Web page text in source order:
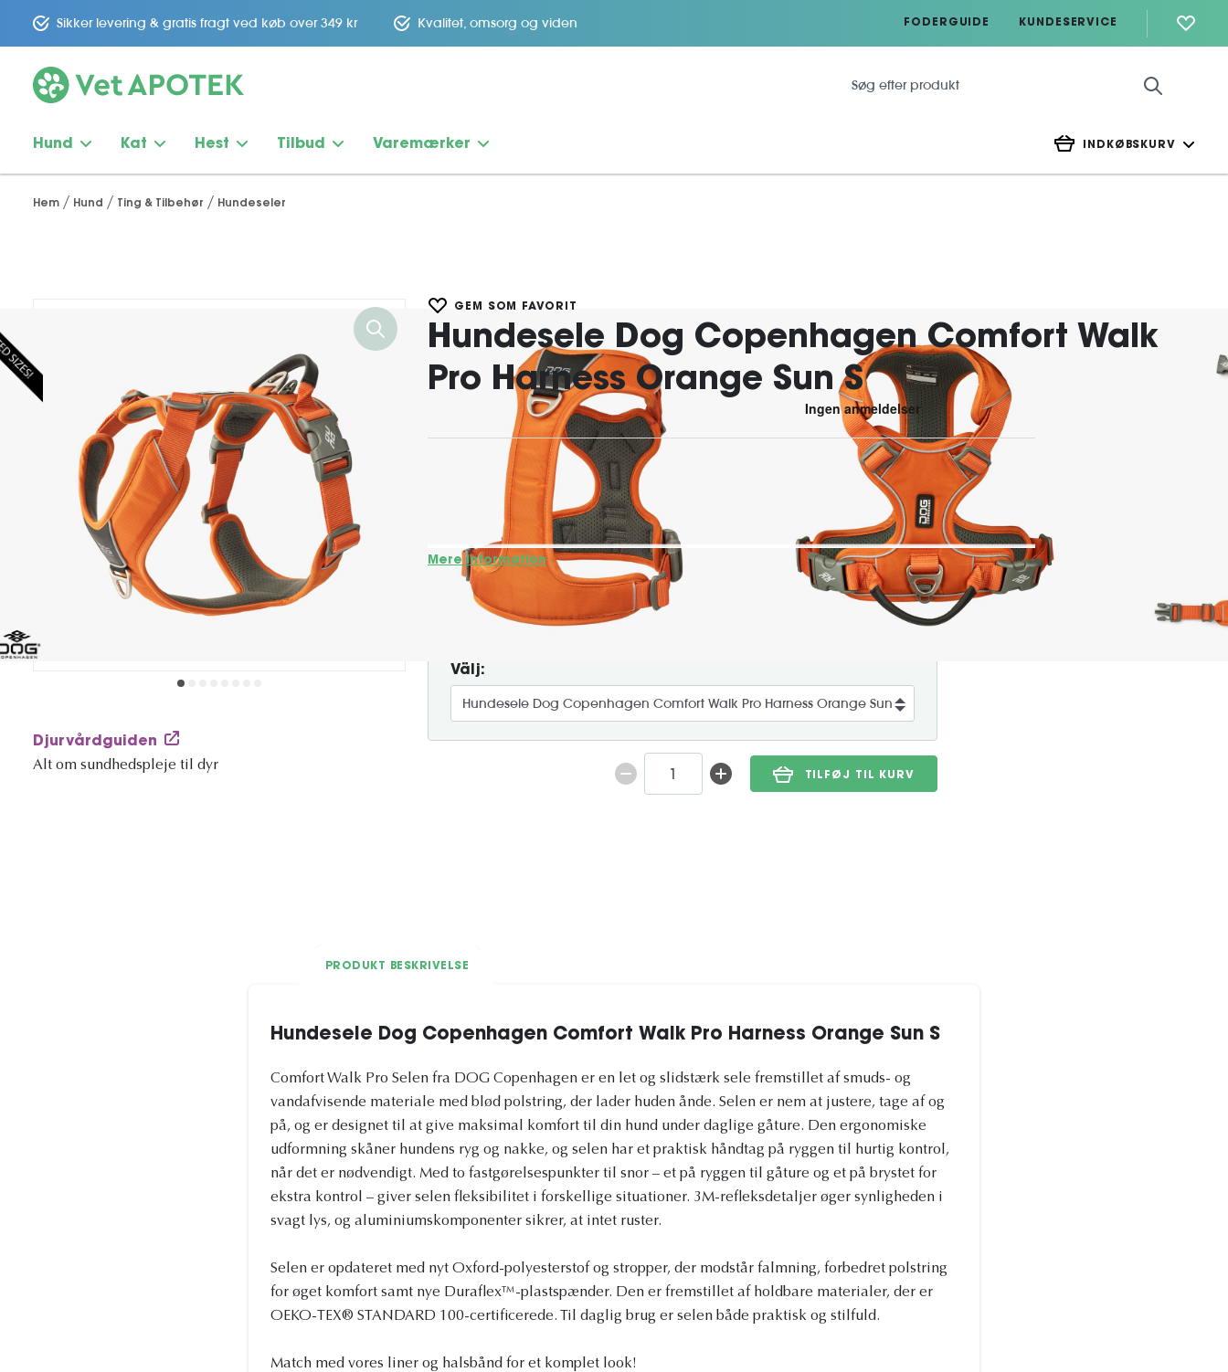
Sikker levering & gratis fragt ved køb over 349 kr Kvalitet, omsorg og viden FODERGUIDE KUNDESERVICE
Hund Kat Hest Tilbud Varemærker INDKØBSKURV
Hem Hund Ting & Tilbehør Hundeseler
Djurvårdguiden
Alt om sundhedspleje til dyr
GEM SOM FAVORIT
Hundesele Dog Copenhagen Comfort Walk
Pro Harness Orange Sun S
Comfort Walk Pro Selen fra DOG Copenhagen er en let og slidstærk sele fremstillet af
smuds- og vandafvisende materiale med blød polstring, der lader huden ånde. Selen er nem
at justere, tage af og på, og er designet til at give maksimal komfort til din hund under
daglige gåture. Den ergonomiske udformning...
Mere information
Art. nr. HAR0264
Välj:
TILFØJ TIL KURV
PRODUKT BESKRIVELSE
Hundesele Dog Copenhagen Comfort Walk Pro Harness Orange Sun S
Comfort Walk Pro Selen fra DOG Copenhagen er en let og slidstærk sele fremstillet af smuds- og
vandafvisende materiale med blød polstring, der lader huden ånde. Selen er nem at justere, tage af og
på, og er designet til at give maksimal komfort til din hund under daglige gåture. Den ergonomiske
udformning skåner hundens ryg og nakke, og selen har et praktisk håndtag på ryggen til hurtig kontrol,
når det er nødvendigt. Med to fastgørelsespunkter til snor – et på ryggen til gåture og et på brystet for
ekstra kontrol – giver selen fleksibilitet i forskellige situationer. 3M-refleksdetaljer øger synligheden i
svagt lys, og aluminiumskomponenter sikrer, at intet ruster.
Selen er opdateret med nyt Oxford-polyesterstof og stropper, der modstår falmning, forbedret polstring
for øget komfort samt nye Duraflex™-plastspænder. Den er fremstillet af holdbare materialer, der er
OEKO-TEX® STANDARD 100-certificerede. Til daglig brug er selen både praktisk og stilfuld.
Match med vores liner og halsbånd for et komplet look!